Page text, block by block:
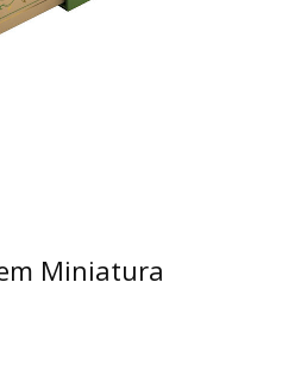
Miniatura